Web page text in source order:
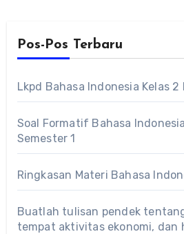
Pos-Pos Terbaru
Lkpd Bahasa Indonesia Kelas 2
Soal Formatif Bahasa
Semester 1
Ringkasan Materi Bahasa
Buatlah tulisan pendek
tempat aktivitas ekonomi, dan